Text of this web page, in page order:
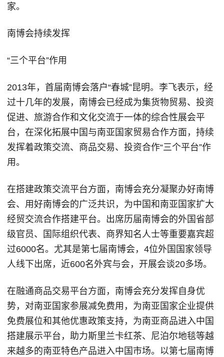
家。
南博会持续发挥
“三个平台”作用
2013年，首届南博会落户“春城”昆明。李飞表示，经
过十几年的发展，南博会已经成为集货物贸易、投资
促进、旅游合作和文化交流于一体的综合性展会平
台，在深化拓展中国与南亚国家贸易合作方面，持续
发挥着政策交流、商品交易、投资合作“三个平台”作
用。
在搭建政策交流平台方面，南博会充分凝聚办好南博
会、用好南博会的广泛共识，为中国和南亚国家扩大
经贸交流合作搭建平台。出席历届南博会的外国省部
级官员、国际组织代表、商界知名人士等重要嘉宾超
过6000名。尤其是第七届南博会，4位外国国家领导
人线下出席，近600名外宾与会，开展会谈20多场。
在融通商品交易平台方面，南博会充分发挥自身优
势，对南亚国家参展减免费用，为南亚国家企业提供
免费展位和其他优惠政策支持，为南亚商品进入中国
搭建展示平台，助力斯里兰卡红茶、尼泊尔地毯等越
来越多的南亚特色产品进入中国市场。以第七届南博